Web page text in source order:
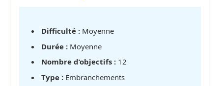
Difficulté : Moyenne
Durée : Moyenne
Nombre d’objectifs : 12
Type : Embranchements